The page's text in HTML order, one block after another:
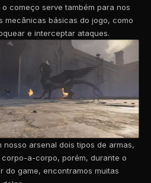
começo serve também para nos
mecânicas básicas do jogo, como
e interceptar ataques.
nosso arsenal dois tipos de armas,
a-corpo, porém, durante o
do game, encontramos muitas